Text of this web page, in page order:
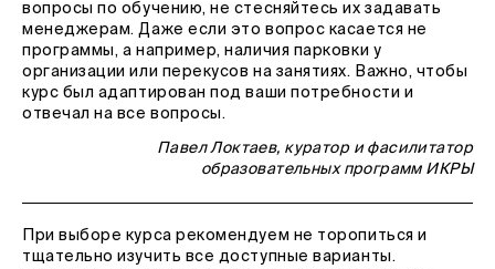
вопросы по обучению, не стесняйтесь их задавать
менеджерам. Даже если это вопрос касается не
программы, а например, наличия парковки у
организации или перекусов на занятиях. Важно, чтобы
курс был адаптирован под ваши потребности и
отвечал на все вопросы.
Павел Локтаев, куратор и фасилитатор
образовательных программ ИКРЫ
При выборе курса рекомендуем не торопиться и
тщательно изучить все доступные варианты.